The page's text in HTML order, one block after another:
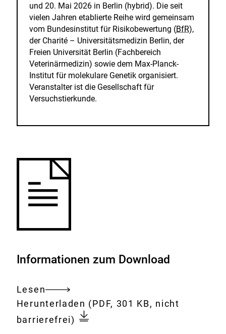
und 20. Mai 2026 in Berlin (hybrid). Die seit
vielen Jahren etablierte Reihe wird gemeinsam
vom Bundesinstitut für Risikobewertung (BfR),
der Charité – Universitätsmedizin Berlin, der
Freien Universität Berlin (Fachbereich
Veterinärmedizin) sowie dem Max-Planck-
Institut für molekulare Genetik organisiert.
Veranstalter ist die Gesellschaft für
Versuchstierkunde.
Informationen zum Download
Lesen
Gesamtes
Dokument
Download:
Herunterladen aus-
der-
(PDF, 301 KB, nicht
barrierefrei)